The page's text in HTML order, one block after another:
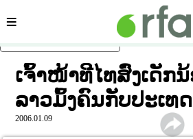
ໝວດ
ເຈົ້າໜ້າທີໄທສົ່ງເດັກ
ລາວມົ້ງຄົນກັບປະເທ
2006.01.09